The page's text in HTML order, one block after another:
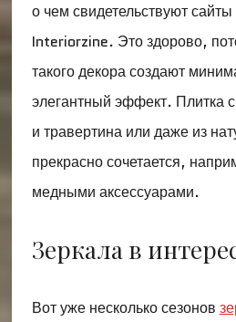
о чем свидетельствуют
Interiorzine. Это здорово,
такого декора создают
элегантный эффект. Плитка
и травертина или даже из
прекрасно сочетается,
медными аксессуарами.
Зеркала в
Вот уже несколько сезонов